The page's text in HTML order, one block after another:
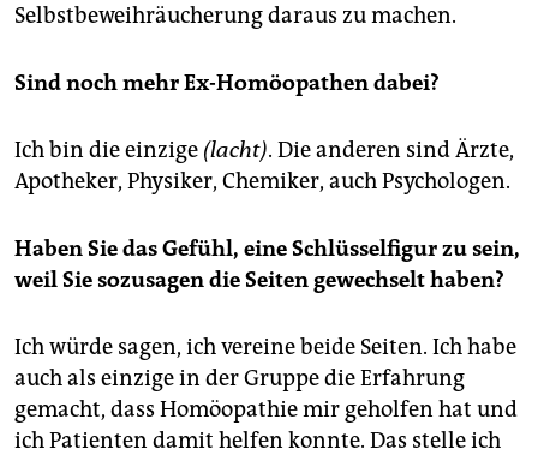
Selbstbeweihräucherung daraus zu machen.
Sind noch mehr Ex-Homöopathen dabei?
Ich bin die einzige (lacht). Die anderen sind Ärzte,
Apotheker, Physiker, Chemiker, auch Psychologen.
Haben Sie das Gefühl, eine Schlüsselfigur zu sein,
weil Sie sozusagen die Seiten gewechselt haben?
Ich würde sagen, ich vereine beide Seiten. Ich habe
auch als einzige in der Gruppe die Erfahrung
gemacht, dass Homöopathie mir geholfen hat und
ich Patienten damit helfen konnte. Das stelle ich